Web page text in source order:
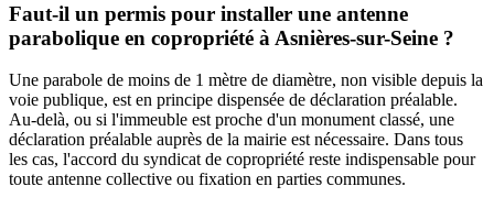
Faut-il un permis pour installer une antenne
parabolique en copropriété à Asnières-sur-Seine ?
Une parabole de moins de 1 mètre de diamètre, non visible depuis la
voie publique, est en principe dispensée de déclaration préalable.
Au-delà, ou si l'immeuble est proche d'un monument classé, une
déclaration préalable auprès de la mairie est nécessaire. Dans tous
les cas, l'accord du syndicat de copropriété reste indispensable pour
toute antenne collective ou fixation en parties communes.